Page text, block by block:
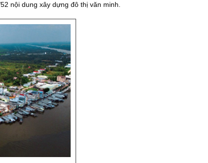
nội dung xây dựng đô thị văn minh.